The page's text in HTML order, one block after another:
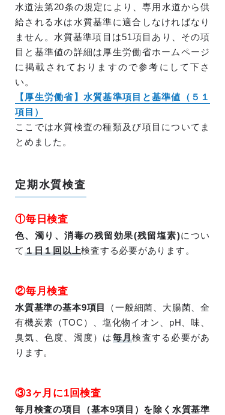
水道法第20条の規定により、専用水道から供
給される水は水質基準に適合しなければなり
ません。水質基準項目は51項目あり、その項
目と基準値の詳細は厚生労働省ホームページ
に掲載されておりますので参考にして下さ
い。
【厚生労働省】水質基準項目と基準値（５１
項目）
ここでは水質検査の種類及び項目についてま
とめました。
定期水質検査
①毎日検査
色、濁り、消毒の残留効果(残留塩素)につい
て１日１回以上検査する必要があります。
②毎月検査
水質基準の基本9項目
（一般細菌、大腸菌、全
有機炭素（TOC）、塩化物イオン、pH、味、
臭気、色度、濁度）は毎月検査する必要があ
ります。
③3ヶ月に1回検査
毎月検査の項目（基本9項目）を除く水質基準